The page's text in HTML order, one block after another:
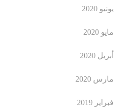
يونيو 2020
مايو 2020
أبريل 2020
مارس 2020
فبراير 2019